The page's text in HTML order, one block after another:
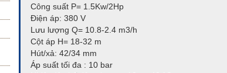
Công suất P= 1.5Kw/2Hp
Điện áp: 380 V
Lưu lượng Q= 10.8-2.4 m3/h
Cột áp H= 18-32 m
Hút/xả: 42/34 mm
Áp suất tối đa : 10 bar